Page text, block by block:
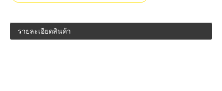
รายละเอียดสินค้า